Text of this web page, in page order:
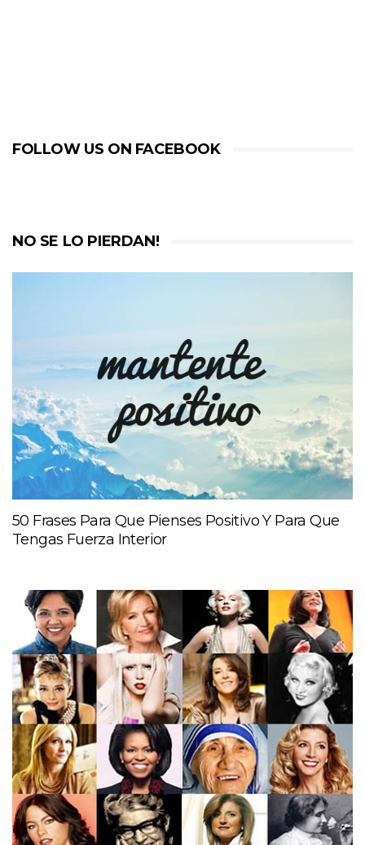
FOLLOW US ON FACEBOOK
NO SE LO PIERDAN!
50 Frases Para Que Pienses Positivo Y Para Que
Tengas Fuerza Interior